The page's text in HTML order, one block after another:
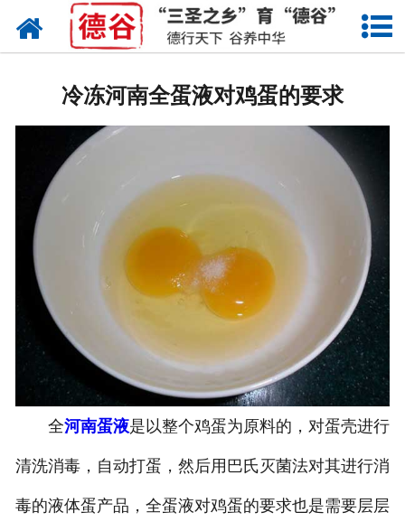
网站首页
产品中心
新闻中心
走进德谷
招商加盟
联系我们
冷冻河南全蛋液对鸡蛋的要求
全河南蛋液是以整个鸡蛋为原料的，对蛋壳进行
清洗消毒，自动打蛋，然后用巴氏灭菌法对其进行消
毒的液体蛋产品，全蛋液对鸡蛋的要求也是需要层层